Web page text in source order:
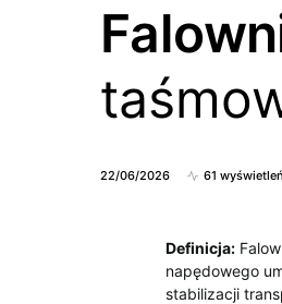
22/06/2026 61 wyświetleń
Definicja:
napędowego
stabilizacji